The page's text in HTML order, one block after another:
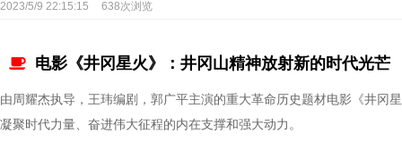
2023/5/9 22:15:15 638次浏览
电影《井冈星火》：井冈山精神放射新的时代光芒
由周耀杰执导，王玮编剧，郭广平主演的重大革命历史题材电影《井冈
凝聚时代力量、奋进伟大征程的内在支撑和强大动力。